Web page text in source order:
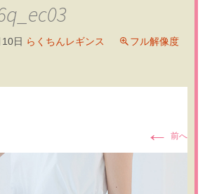
日 らくちんレギンス
フル解像度
← 前へ